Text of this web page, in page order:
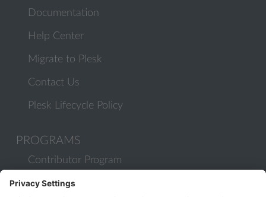
Documentation
Help Center
Migrate to Plesk
Contact Us
Plesk Lifecycle Policy
PROGRAMS
Contributor Program
Partner Program